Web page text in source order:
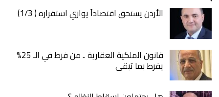
الأردن يستحق اقتصاداً يوازي استقراره ( 1/3)
قانون الملكية العقارية .. من فرط في الـ 25%
يفرط بما تبقى